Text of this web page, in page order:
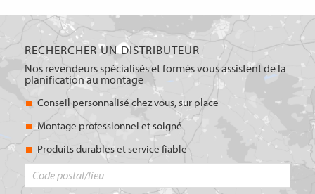
RECHERCHER UN DISTRIBUTEUR
Nos revendeurs spécialisés et formés vous assistent de la
planification au montage
Conseil personnalisé chez vous, sur place
Montage professionnel et soigné
Produits durables et service fiable